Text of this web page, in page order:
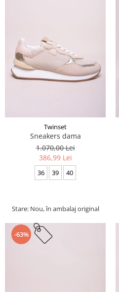
Twinset
Sneakers dama
1.070,00 Lei
386,99 Lei
36 39 40
Stare: Nou, în ambalaj original
-63%